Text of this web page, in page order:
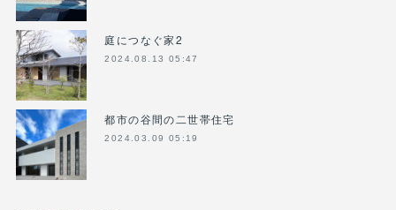
庭につなぐ家2
2024.08.13 05:47
都市の谷間の二世帯住宅
2024.03.09 05:19